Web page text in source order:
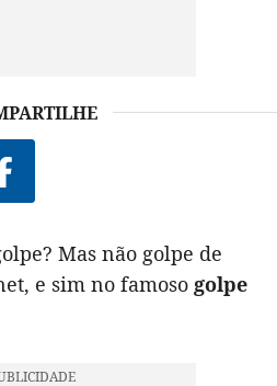
Mas não golpe de
e sim no famoso golpe